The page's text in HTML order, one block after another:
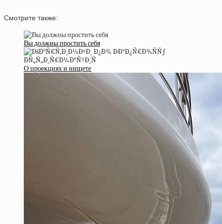
Смотрите также:
Вы должны простить себя
О проекциях и нищете